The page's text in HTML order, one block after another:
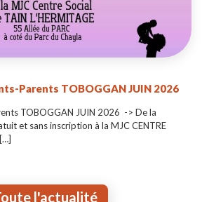
Parents TOBOGGAN JUIN 2026
TOBOGGAN JUIN 2026 -> De la
et sans inscription à la MJC CENTRE
[…]
l'actualité